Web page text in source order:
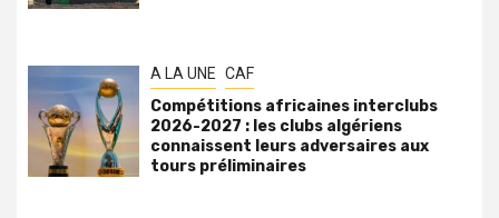
A LA UNE CAF
Compétitions africaines interclubs
2026-2027 : les clubs algériens
connaissent leurs adversaires aux
tours préliminaires